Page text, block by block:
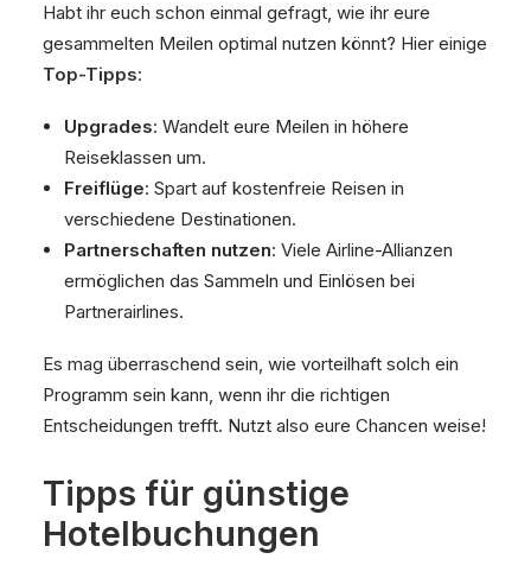
Habt ihr euch schon einmal gefragt, wie ihr eure
gesammelten Meilen optimal nutzen könnt? Hier einige
Top-Tipps:
Upgrades: Wandelt eure Meilen in höhere
Reiseklassen um.
Freiflüge: Spart auf kostenfreie Reisen in
verschiedene Destinationen.
Partnerschaften nutzen: Viele Airline-Allianzen
ermöglichen das Sammeln und Einlösen bei
Partnerairlines.
Es mag überraschend sein, wie vorteilhaft solch ein
Programm sein kann, wenn ihr die richtigen
Entscheidungen trefft. Nutzt also eure Chancen weise!
Tipps für günstige
Hotelbuchungen